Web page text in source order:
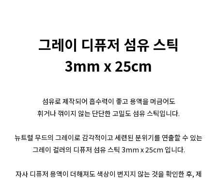
그레이 디퓨저 섬유 스틱
3mm x 25cm
섬유로 제작되어 흡수력이 좋고 용액을 머금어도
휘거나 꺾이지 않는 단단한 고밀도 섬유 스틱입니다.
뉴트럴 무드의 그레이로 감각적이고 세련된 분위기를 연출할 수 있는
그레이 컬러의 디퓨저 섬유 스틱 3mm x 25cm 입니다.
자사 디퓨저 용액이 더해져도 색상이 번지지 않는 것을 확인한 후, 제